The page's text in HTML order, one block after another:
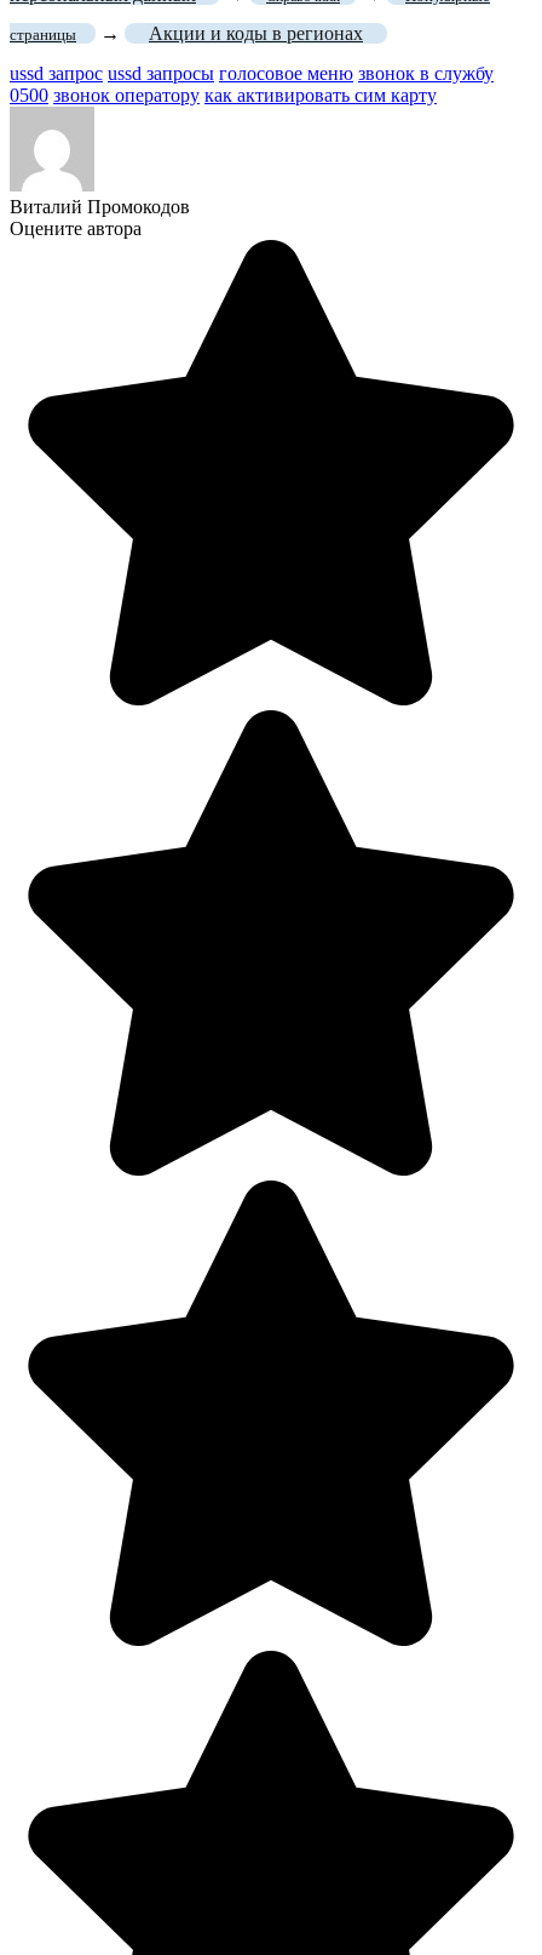
страницы →
Акции и коды в регионах
ussd запрос ussd запросы голосовое меню звонок в службу
0500 звонок оператору как активировать сим карту
Виталий Промокодов
Оцените автора